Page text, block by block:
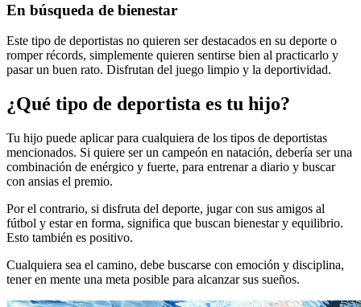
En búsqueda de bienestar
Este tipo de deportistas no quieren ser destacados en su deporte o
romper récords, simplemente quieren sentirse bien al practicarlo y
pasar un buen rato. Disfrutan del juego limpio y la deportividad.
¿Qué tipo de deportista es tu hijo?
Tu hijo puede aplicar para cualquiera de los tipos de deportistas
mencionados. Si quiere ser un campeón en natación, debería ser una
combinación de enérgico y fuerte, para entrenar a diario y buscar
con ansias el premio.
Por el contrario, si disfruta del deporte, jugar con sus amigos al
fútbol y estar en forma, significa que buscan bienestar y equilibrio.
Esto también es positivo.
Cualquiera sea el camino, debe buscarse con emoción y disciplina,
tener en mente una meta posible para alcanzar sus sueños.